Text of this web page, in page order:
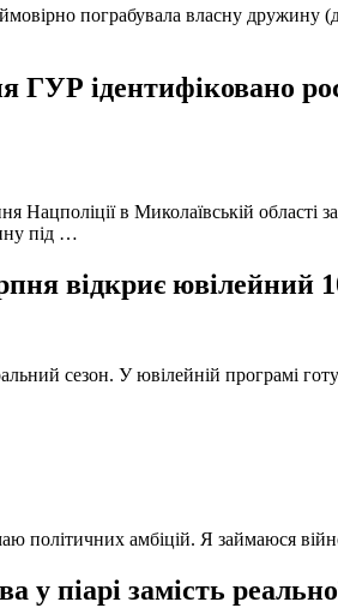
пограбувала власну дружину
ідентифіковано
Нацполіції в Миколаївській
під …
відкриє ювілейний
сезон. У ювілейній програмі
політичних амбіцій. Я займаюся
у піарі замість